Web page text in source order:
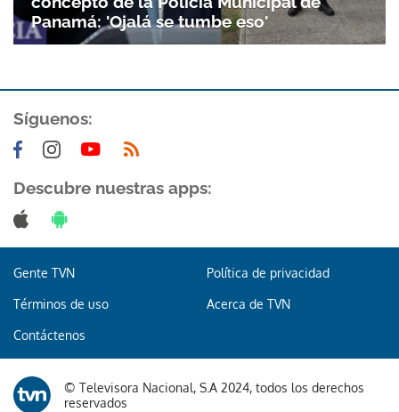
Panamá: 'Ojalá se tumbe eso'
Síguenos:
Descubre nuestras apps:
Gente TVN Política de privacidad
Términos de uso Acerca de TVN
Contáctenos
© Televisora Nacional, S.A 2024, todos los derechos
reservados